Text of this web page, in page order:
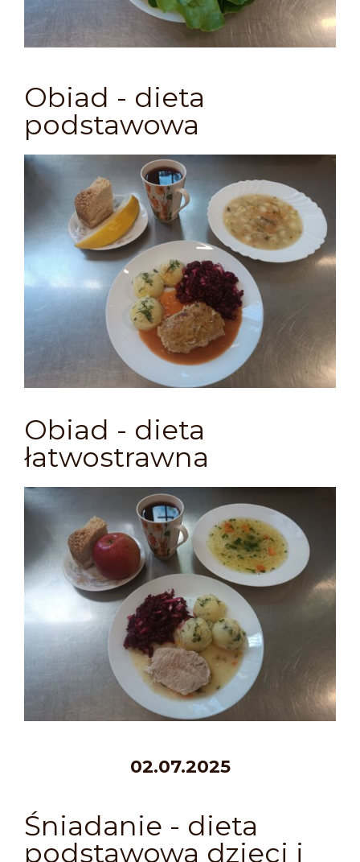
Obiad - dieta
podstawowa
Obiad - dieta
łatwostrawna
02.07.2025
Śniadanie - dieta
podstawowa dzieci i